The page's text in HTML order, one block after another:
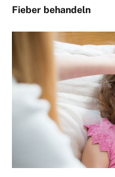
Fieber behandeln